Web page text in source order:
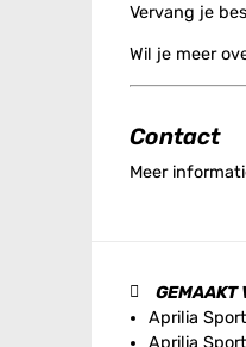
Vervang je
Wil je meer
Contact
Meer
GEMAAKT
Aprilia
Aprilia